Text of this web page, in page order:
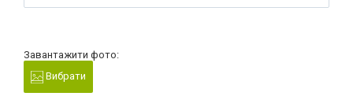
Завантажити фото:
Вибрати